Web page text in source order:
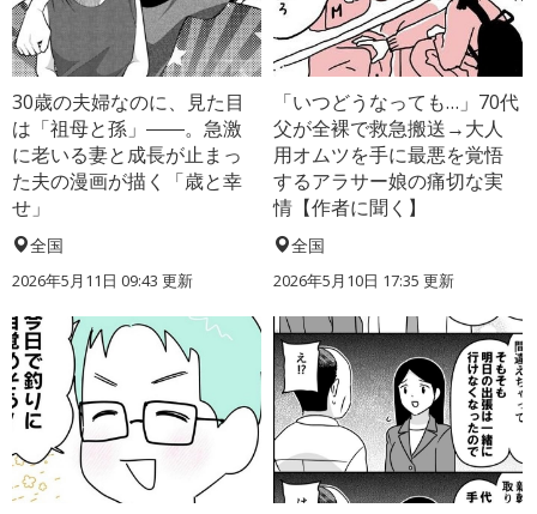
30歳の夫婦なのに、見た目
は「祖母と孫」――。急激
に老いる妻と成長が止まっ
た夫の漫画が描く「歳と幸
せ」
全国
2026年5月11日 09:43 更新
「いつどうなっても…」70代
父が全裸で救急搬送→大人
用オムツを手に最悪を覚悟
するアラサー娘の痛切な実
情【作者に聞く】
全国
2026年5月10日 17:35 更新